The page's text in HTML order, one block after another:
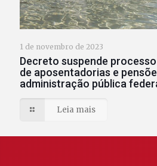
1 de novembro de 2023
Decreto suspende
de aposentadorias e
administração pública
Leia mais